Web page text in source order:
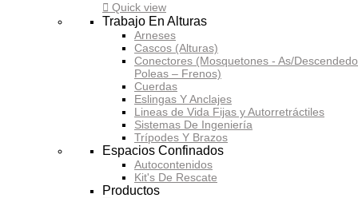
 Quick view
Trabajo En Alturas
Arneses
Cascos (Alturas)
Conectores (Mosquetones - As/
Poleas – Frenos)
Cuerdas
Eslingas Y Anclajes
Lineas de Vida Fijas y Autorretráctiles
Sistemas De Ingeniería
Trípodes Y Brazos
Espacios Confinados
Autocontenidos
Kit's De Rescate
Productos